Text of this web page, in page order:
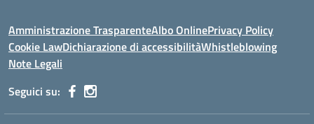
Amministrazione TrasparenteAlbo OnlinePrivacy Policy
Cookie LawDichiarazione di accessibilitàWhistleblowing
Note Legali
Seguici su: